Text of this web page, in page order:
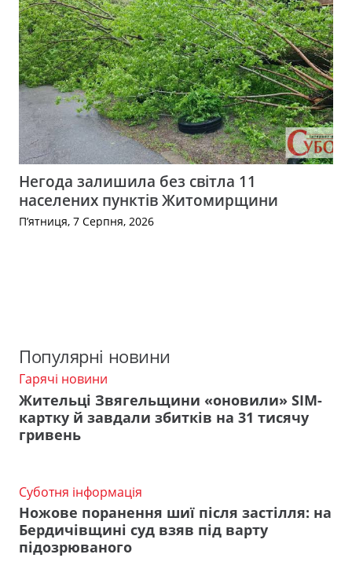
Негода залишила без світла 11
населених пунктів Житомирщини
П’ятниця, 7 Серпня, 2026
Популярні новини
Гарячі новини
Жительці Звягельщини «оновили» SIM-
картку й завдали збитків на 31 тисячу
гривень
Суботня інформація
Ножове поранення шиї після застілля: на
Бердичівщині суд взяв під варту
підозрюваного